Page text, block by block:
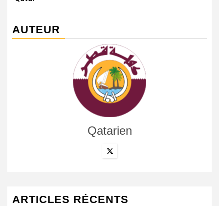
AUTEUR
Qatarien
ARTICLES RÉCENTS